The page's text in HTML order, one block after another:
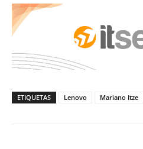
ETIQUETAS Lenovo Mariano Itze